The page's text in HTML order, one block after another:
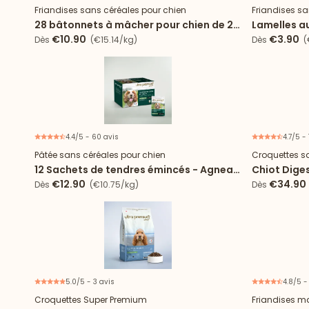
Friandises sans céréales pour chien
28 bâtonnets à mâcher pour chien de 2
à 25kg
Dès €10.90 (€15.14/kg)
Friandises
Lamelles
Dès €3.90
4.4/5 - 60 avis
Pâtée sans céréales pour chien
12 Sachets de tendres émincés - Agneau
& haricots verts
Dès €12.90 (€10.75/kg)
4.7/5 -
Croquettes
Chiot
Dès €34.90
5.0/5 - 3 avis
Croquettes Super Premium
4.8/5
Friandises